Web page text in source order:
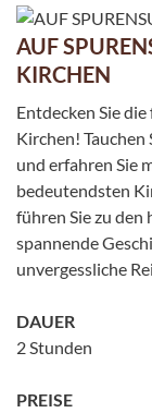
AUF
KIRCHEN
Entdecken Sie
Kirchen!
und erfahren Sie
bedeutendsten
führen Sie zu
spannende
unvergessliche
DAUER
2 Stunden
PREISE